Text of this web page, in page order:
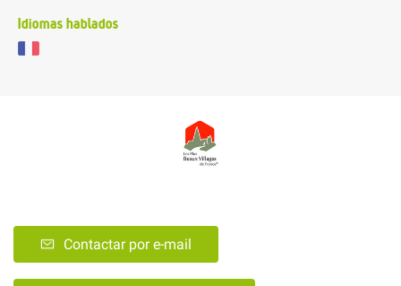
Idiomas hablados
Contactar por e-mail